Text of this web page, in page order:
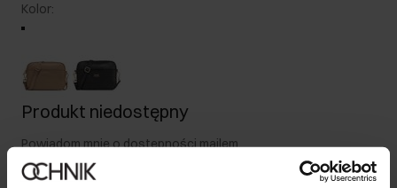
Kolor:
Produkt niedostępny
Powiadom mnie o dostępności mailem.